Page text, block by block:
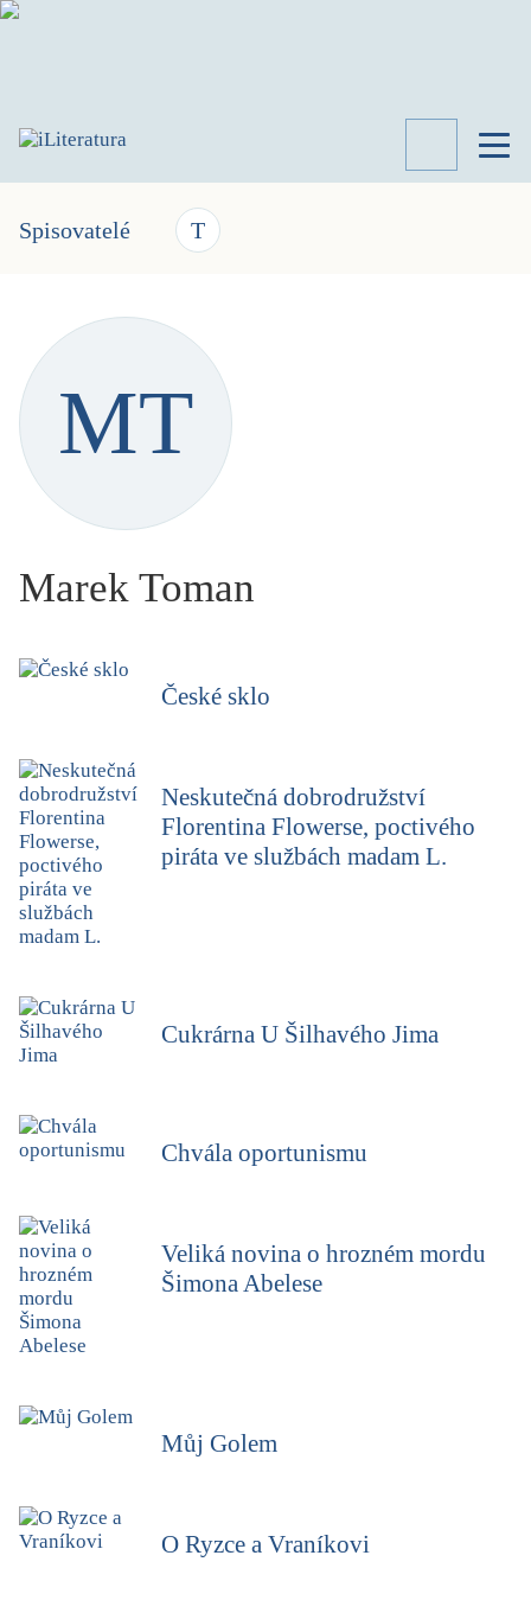
TÉMATA
KNIHY
LITERATURY
Spisovatelé T
MT
Marek Toman
České sklo
Neskutečná dobrodružství
Florentina Flowerse, poctivého
piráta ve službách madam L.
Cukrárna U Šilhavého Jima
Chvála oportunismu
Veliká novina o hrozném mordu
Šimona Abelese
Můj Golem
O Ryzce a Vraníkovi